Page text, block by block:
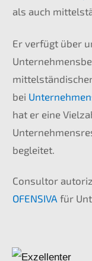
als auch
Er verfügt über
bei
hat er eine
begleitet.
Consultor
OFENSIVA für